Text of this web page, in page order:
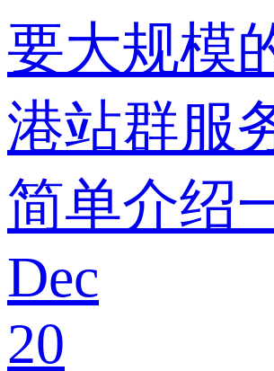
要大规模
港站群服
简单介绍
Dec
20